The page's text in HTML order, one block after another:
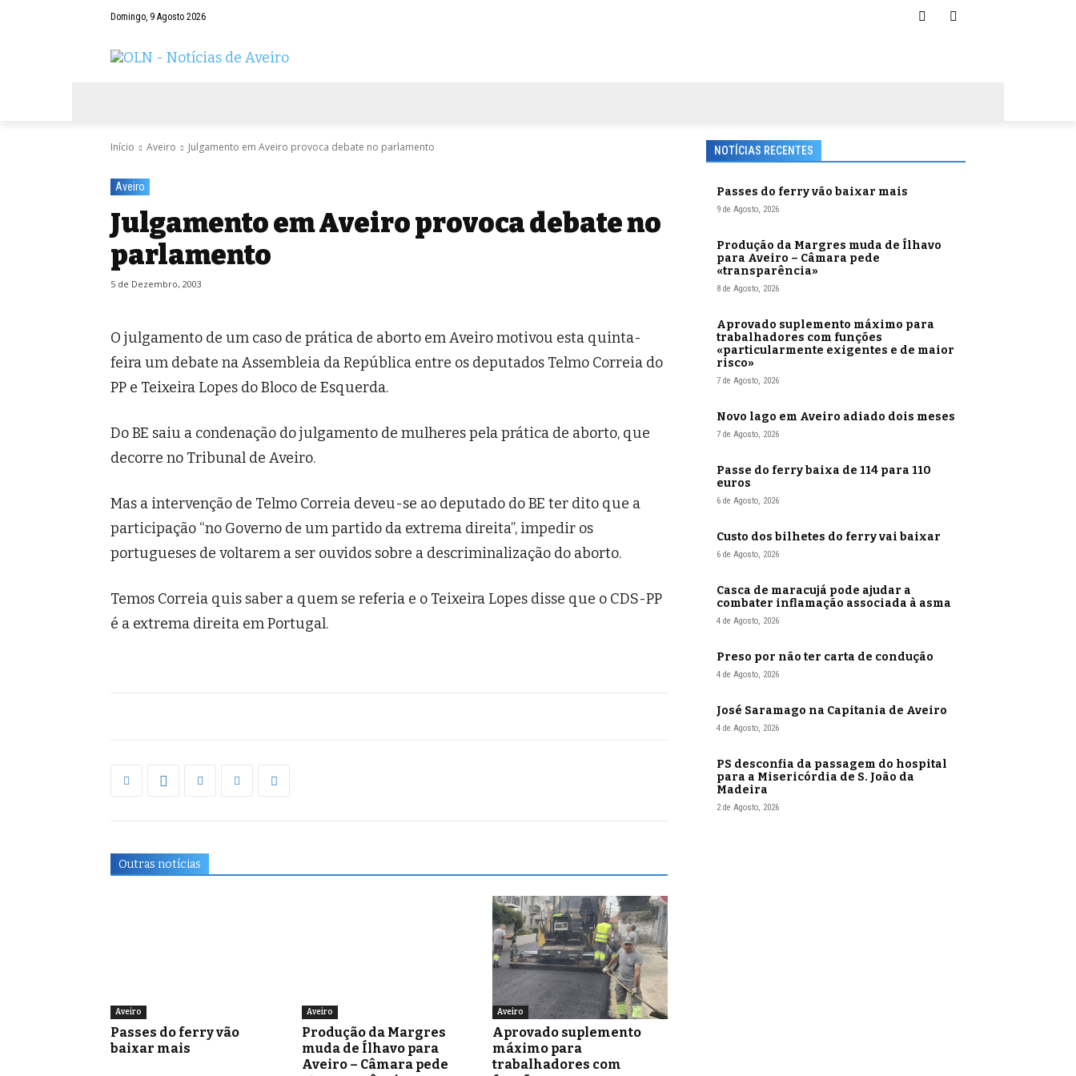
Domingo, 9 Agosto 2026
Início Aveiro Julgamento em Aveiro provoca debate no parlamento
Aveiro
Julgamento em Aveiro provoca debate no
parlamento
5 de Dezembro, 2003
O julgamento de um caso de prática de aborto em Aveiro motivou esta quinta-
feira um debate na Assembleia da República entre os deputados Telmo Correia do
PP e Teixeira Lopes do Bloco de Esquerda.
Do BE saiu a condenação do julgamento de mulheres pela prática de aborto, que
decorre no Tribunal de Aveiro.
Mas a intervenção de Telmo Correia deveu-se ao deputado do BE ter dito que a
participação “no Governo de um partido da extrema direita”, impedir os
portugueses de voltarem a ser ouvidos sobre a descriminalização do aborto.
Temos Correia quis saber a quem se referia e o Teixeira Lopes disse que o CDS-PP
é a extrema direita em Portugal.
Outras notícias
Aveiro
Passes do ferry vão
baixar mais
Aveiro
Produção da Margres
muda de Ílhavo para
Aveiro – Câmara pede
Aveiro
Aprovado suplemento
máximo para
trabalhadores com
NOTÍCIAS RECENTES
Passes do ferry vão baixar mais
9 de Agosto, 2026
Produção da Margres muda de Ílhavo
para Aveiro – Câmara pede
«transparência»
8 de Agosto, 2026
Aprovado suplemento máximo para
trabalhadores com funções
«particularmente exigentes e de maior
risco»
7 de Agosto, 2026
Novo lago em Aveiro adiado dois meses
7 de Agosto, 2026
Passe do ferry baixa de 114 para 110
euros
6 de Agosto, 2026
Custo dos bilhetes do ferry vai baixar
6 de Agosto, 2026
Casca de maracujá pode ajudar a
combater inflamação associada à asma
4 de Agosto, 2026
Preso por não ter carta de condução
4 de Agosto, 2026
José Saramago na Capitania de Aveiro
4 de Agosto, 2026
PS desconfia da passagem do hospital
para a Misericórdia de S. João da
Madeira
2 de Agosto, 2026